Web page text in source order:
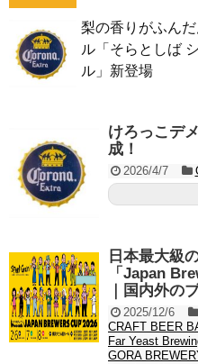
梨の香りがふん
ル「そらとしば
ル」新登場
けろっこデ
成！
2026/4/7
日本最大級
「Japan
｜国内外の
2025/12/6
CRAFT BEER
Far Yeast
GORA